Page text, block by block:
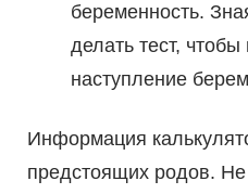
беременность.
делать тест,
наступление
Информация
предстоящих родов.